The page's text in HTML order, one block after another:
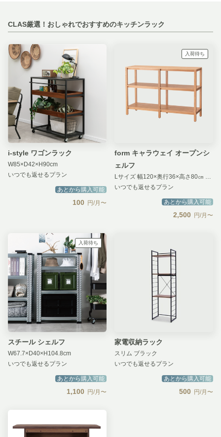
CLAS厳選！おしゃれでおすすめのキッチンラック
i-style ワゴンラック
W85×D42×H90cm
いつでも返せるプラン
あとから購入可能
100 円/月〜
入荷待ち
form キャラウェイ オープンシ
ェルフ
Lサイズ 幅120×奥行36×高さ80㎝ ナチュラル
いつでも返せるプラン
あとから購入可能
2,500 円/月〜
入荷待ち
スチール シェルフ
W67.7×D40×H104.8cm
いつでも返せるプラン
あとから購入可能
1,100 円/月〜
家電収納ラック
スリム ブラック
いつでも返せるプラン
あとから購入可能
500 円/月〜